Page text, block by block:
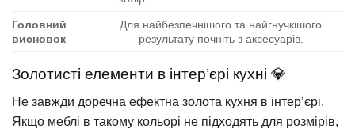
Головний
висновок
Для найбезпечнішого та найгнучкішого
результату почніть з аксесуарів.
Золотисті елементи в інтер’єрі кухні 💎
Не завжди доречна ефектна золота кухня в інтер’єрі.
Якщо меблі в такому кольорі не підходять для розмірів,